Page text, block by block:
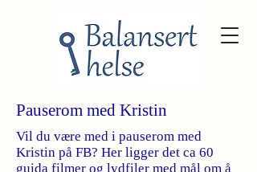
Pauserom med Kristin
Vil du være med i pauserom med
Kristin på FB? Her ligger det ca 60
guida filmer og lydfiler med mål om å